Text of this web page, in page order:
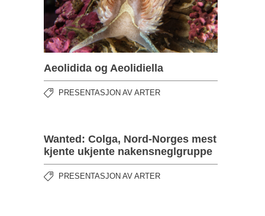
Aeolidida og Aeolidiella
PRESENTASJON AV ARTER
Wanted: Colga, Nord-Norges mest
kjente ukjente nakensneglgruppe
PRESENTASJON AV ARTER